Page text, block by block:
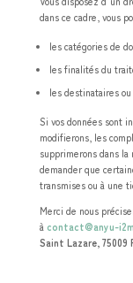
dans ce cadre, vous
les catégories de
les finalités du
les destinataires
Si vos données sont
modifierons, les
supprimerons dans
demander que
transmises ou à une
Merci de nous
à contact@anyu-
Saint Lazare, 75009